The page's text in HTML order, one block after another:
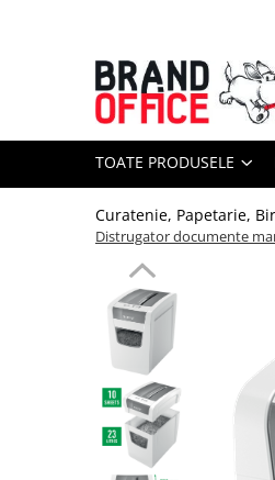
Toate Produsele
Unitate Protejata - PRODUCTIE
Hartie copiator si produse
Detergenti si dezinfectanti
Formulare tipizate
Saci menajeri (Unitate Protejata)
Agende, calendare si organizatoare
Agende personalizabile
Organizatoare business
Birotica si papetarie
Hartie si articole din hartie
TOATE PRODUSELE
Curatenie, Papetarie,
Distrugator documente